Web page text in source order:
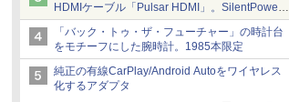
HDMIケーブル「Pulsar HDMI」。SilentPower
から
「バック・トゥ・ザ・フューチャー」の時計台
をモチーフにした腕時計。1985本限定
純正の有線CarPlay/Android Autoをワイヤレス
化するアダプタ